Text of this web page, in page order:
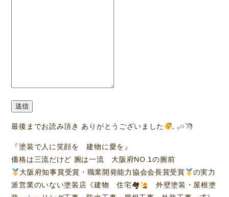
送信
最後までお読み頂き ありがとうございました 𓈒 𓂂𓏸
『塗装で人に笑顔を 建物に愛を』
価格は三流だけど 腕は一流 大阪府NO.1の腕前
大阪府知事賞受賞・職業開発能力協会会長賞受賞
の実力
派営業のいない塗装店《建物 住宅🏘
外壁塗装・屋根塗